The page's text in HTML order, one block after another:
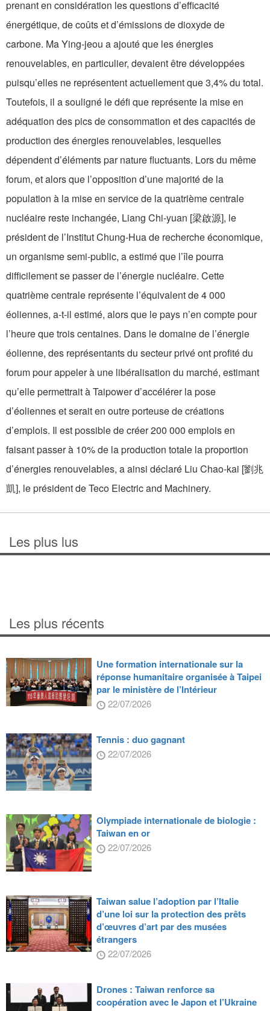
prenant en considération les questions d’efficacité
énergétique, de coûts et d’émissions de dioxyde de
carbone. Ma Ying-jeou a ajouté que les énergies
renouvelables, en particulier, devaient être développées
puisqu’elles ne représentent actuellement que 3,4% du total.
Toutefois, il a souligné le défi que représente la mise en
adéquation des pics de consommation et des capacités de
production des énergies renouvelables, lesquelles
dépendent d’éléments par nature fluctuants. Lors du même
forum, et alors que l’opposition d’une majorité de la
population à la mise en service de la quatrième centrale
nucléaire reste inchangée, Liang Chi-yuan [梁啟源], le
président de l’Institut Chung-Hua de recherche économique,
un organisme semi-public, a estimé que l’île pourra
difficilement se passer de l’énergie nucléaire. Cette
quatrième centrale représente l’équivalent de 4 000
éoliennes, a-t-il estimé, alors que le pays n’en compte pour
l’heure que trois centaines. Dans le domaine de l’énergie
éolienne, des représentants du secteur privé ont profité du
forum pour appeler à une libéralisation du marché, estimant
qu’elle permettrait à Taipower d’accélérer la pose
d’éoliennes et serait en outre porteuse de créations
d’emplois. Il est possible de créer 200 000 emplois en
faisant passer à 10% de la production totale la proportion
d’énergies renouvelables, a ainsi déclaré Liu Chao-kai [劉兆
凱], le président de Teco Electric and Machinery.
Les plus lus
Les plus récents
Une formation internationale sur la
réponse humanitaire organisée à Taipei
par le ministère de l’Intérieur
22/07/2026
Tennis : duo gagnant
22/07/2026
Olympiade internationale de biologie :
Taiwan en or
22/07/2026
Taiwan salue l’adoption par l’Italie
d’une loi sur la protection des prêts
d’œuvres d’art par des musées
étrangers
22/07/2026
Drones : Taiwan renforce sa
coopération avec le Japon et l’Ukraine